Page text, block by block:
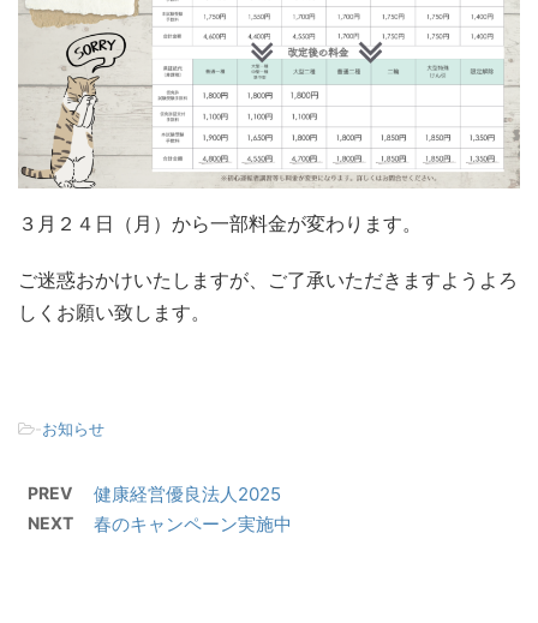
３月２４日（月）から一部料金が変わります。
ご迷惑おかけいたしますが、ご了承いただきますようよろ
しくお願い致します。
-お知らせ
PREV 健康経営優良法人2025
NEXT 春のキャンペーン実施中